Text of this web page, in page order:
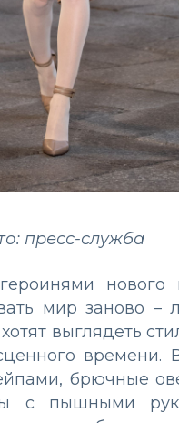
пресс-служба
мир заново
выглядеть
времени.
брючные
с пышными